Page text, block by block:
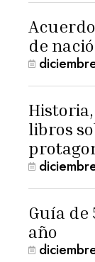
de
libros
Guía
año